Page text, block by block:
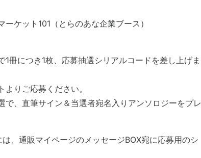
ケット101（とらのあな企業ブース）
冊につき1枚、応募抽選シリアルコードを差し上げま
りご応募ください。
で、直筆サイン＆当選者宛名入りアンソロジーをプレ
、通販マイページのメッセージBOX宛に応募用のシ